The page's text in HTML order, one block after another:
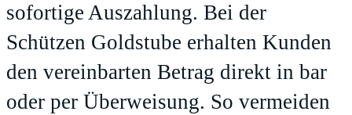
sofortige Auszahlung. Bei der
Schützen Goldstube erhalten Kunden
den vereinbarten Betrag direkt in bar
oder per Überweisung. So vermeiden